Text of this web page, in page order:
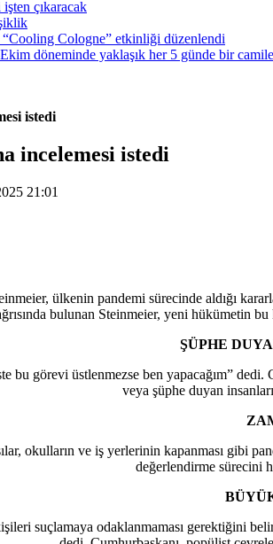
çıkaracak
“Cooling Cologne” etkinliği düzenlendi
döneminde yaklaşık her 5 günde bir
istedi
incelemesi istedi
21:01
ülkenin pandemi sürecinde aldığı
bulunan Steinmeier, yeni hükümetin
ŞÜPHE
bu görevi üstlenmezse ben yapacağım”
veya şüphe duyan
okulların ve iş yerlerinin kapanması gibi
değerlendirme sürecini
suçlamaya odaklanmaması gerektiğini